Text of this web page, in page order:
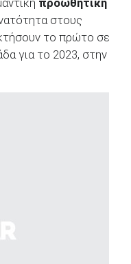
προωθητική
στους
το πρώτο σε
για το 2023, στην